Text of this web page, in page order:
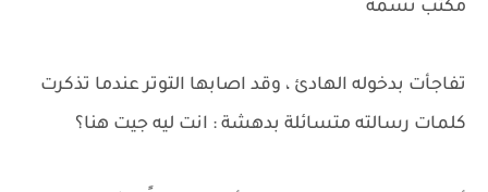
مكتب نسمة
تفاجأت بدخوله الهادئ ، وقد اصابها التوتر عندما تذكرت
كلمات رسالته متسائلة بدهشة : انت ليه جيت هنا؟